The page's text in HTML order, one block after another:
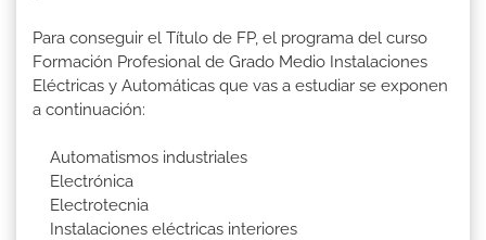
Para conseguir el Título de FP, el programa del curso
Formación Profesional de Grado Medio Instalaciones
Eléctricas y Automáticas que vas a estudiar se exponen
a continuación:
Automatismos industriales
Electrónica
Electrotecnia
Instalaciones eléctricas interiores